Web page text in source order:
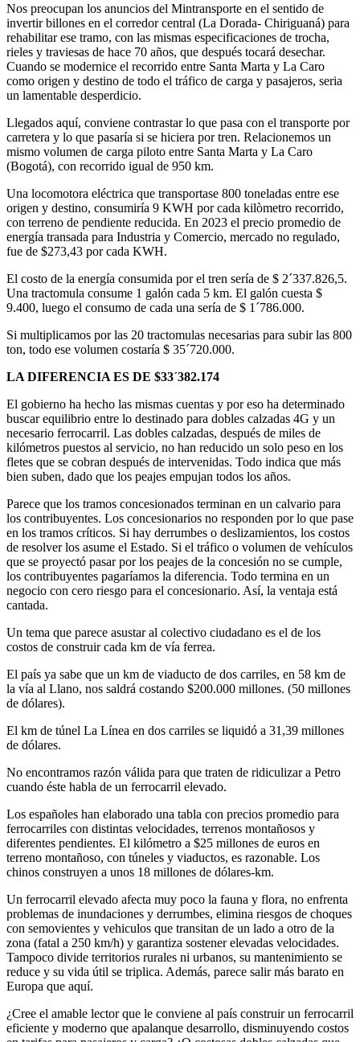
Nos preocupan los anuncios del Mintransporte en el sentido de
invertir billones en el corredor central (La Dorada- Chiriguaná) para
rehabilitar ese tramo, con las mismas especificaciones de trocha,
rieles y traviesas de hace 70 años, que después tocará desechar.
Cuando se modernice el recorrido entre Santa Marta y La Caro
como origen y destino de todo el tráfico de carga y pasajeros, seria
un lamentable desperdicio.
Llegados aquí, conviene contrastar lo que pasa con el transporte por
carretera y lo que pasaría si se hiciera por tren. Relacionemos un
mismo volumen de carga piloto entre Santa Marta y La Caro
(Bogotá), con recorrido igual de 950 km.
Una locomotora eléctrica que transportase 800 toneladas entre ese
origen y destino, consumiría 9 KWH por cada kilòmetro recorrido,
con terreno de pendiente reducida. En 2023 el precio promedio de
energía transada para Industria y Comercio, mercado no regulado,
fue de $273,43 por cada KWH.
El costo de la energía consumida por el tren sería de $ 2´337.826,5.
Una tractomula consume 1 galón cada 5 km. El galón cuesta $
9.400, luego el consumo de cada una sería de $ 1´786.000.
Si multiplicamos por las 20 tractomulas necesarias para subir las 800
ton, todo ese volumen costaría $ 35´720.000.
LA DIFERENCIA ES DE $33´382.174
El gobierno ha hecho las mismas cuentas y por eso ha determinado
buscar equilibrio entre lo destinado para dobles calzadas 4G y un
necesario ferrocarril. Las dobles calzadas, después de miles de
kilómetros puestos al servicio, no han reducido un solo peso en los
fletes que se cobran después de intervenidas. Todo indica que más
bien suben, dado que los peajes empujan todos los años.
Parece que los tramos concesionados terminan en un calvario para
los contribuyentes. Los concesionarios no responden por lo que pase
en los tramos críticos. Si hay derrumbes o deslizamientos, los costos
de resolver los asume el Estado. Si el tráfico o volumen de vehículos
que se proyectó pasar por los peajes de la concesión no se cumple,
los contribuyentes pagaríamos la diferencia. Todo termina en un
negocio con cero riesgo para el concesionario. Así, la ventaja está
cantada.
Un tema que parece asustar al colectivo ciudadano es el de los
costos de construir cada km de vía ferrea.
El país ya sabe que un km de viaducto de dos carriles, en 58 km de
la vía al Llano, nos saldrá costando $200.000 millones. (50 millones
de dólares).
El km de túnel La Línea en dos carriles se liquidó a 31,39 millones
de dólares.
No encontramos razón válida para que traten de ridiculizar a Petro
cuando éste habla de un ferrocarril elevado.
Los españoles han elaborado una tabla con precios promedio para
ferrocarriles con distintas velocidades, terrenos montañosos y
diferentes pendientes. El kilómetro a $25 millones de euros en
terreno montañoso, con túneles y viaductos, es razonable. Los
chinos construyen a unos 18 millones de dólares-km.
Un ferrocarril elevado afecta muy poco la fauna y flora, no enfrenta
problemas de inundaciones y derrumbes, elimina riesgos de choques
con semovientes y vehiculos que transitan de un lado a otro de la
zona (fatal a 250 km/h) y garantiza sostener elevadas velocidades.
Tampoco divide territorios rurales ni urbanos, su mantenimiento se
reduce y su vida útil se triplica. Además, parece salir más barato en
Europa que aquí.
¿Cree el amable lector que le conviene al país construir un ferrocarril
eficiente y moderno que apalanque desarrollo, disminuyendo costos